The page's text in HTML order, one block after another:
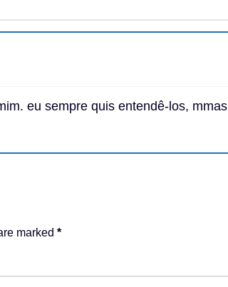
eu sempre quis entendê-los, mmas
marked *